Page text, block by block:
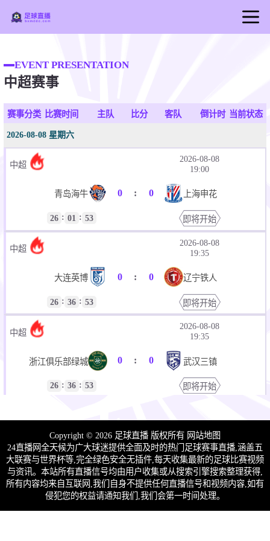
足球直播
篮球直播
足球录像
足球新闻
EVENT PRESENTATION
中超赛事
赛事分类 比赛时间 主队 比分 客队 倒计时 当前状态
2026-08-08 星期六
中超
2026-08-08
19:00
青岛海牛 0 : 0 上海申花
26 : 01 : 53 即将开始
中超
2026-08-08
19:35
大连英博 0 : 0 辽宁铁人
26 : 36 : 53 即将开始
中超
2026-08-08
19:35
浙江俱乐部绿城 0 : 0 武汉三镇
26 : 36 : 53 即将开始
20:00
云南玉昆 0 : 0 成都蓉城
27 : 01 : 53 即将开始
2026-08-09 星期日
Copyright © 2026 足球直播 版权所有 网站地图
24直播网全天候为广大球迷提供全面及时的热门足球赛事直播,涵盖五
大联赛与世界杯等,完全绿色安全无插件,每天收集最新的足球比赛视频
与资讯。本站所有直播信号均由用户收集或从搜索引擎搜索整理获得,
所有内容均来自互联网,我们自身不提供任何直播信号和视频内容,如有
侵犯您的权益请通知我们,我们会第一时间处理。